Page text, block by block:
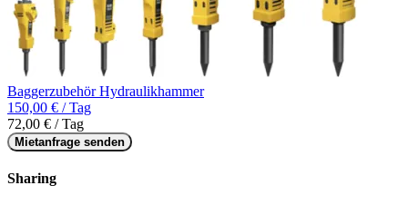
Baggerzubehör Hydraulikhammer
150,00 € / Tag
72,00 € / Tag
Mietanfrage senden
Sharing